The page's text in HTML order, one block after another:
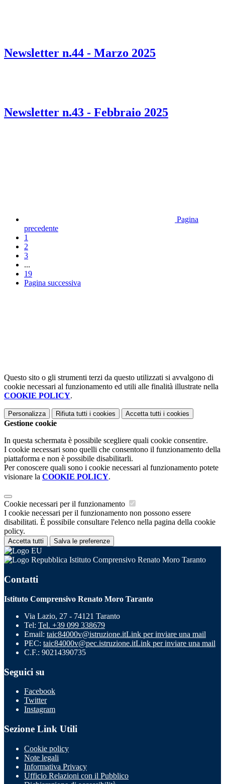
Newsletter n.44 - Marzo 2025
Newsletter n.43 - Febbraio 2025
Pagina
precedente
1
2
3
...
19
Pagina successiva
Questo sito o gli strumenti terzi da questo utilizzati si avvalgono di
cookie necessari al funzionamento ed utili alle finalità illustrate nella
COOKIE POLICY.
Personalizza Rifiuta tutti i cookies Accetta tutti i cookies
Gestione cookie
In questa schermata è possibile scegliere quali cookie consentire.
I cookie necessari sono quelli che consentono il funzionamento della
piattaforma e non è possibile disabilitarli.
Per conoscere quali sono i cookie necessari al funzionamento potete
visionare la COOKIE POLICY.
Cookie necessari per il funzionamento
I cookie necessari per il funzionamento non possono essere
disabilitati. È possibile consultare l'elenco nella pagina della cookie
policy.
Accetta tutti Salva le preferenze
Istituto Comprensivo Renato Moro Taranto
Contatti
Istituto Comprensivo Renato Moro Taranto
Via Lazio, 27 - 74121 Taranto
Tel: Tel. +39 099 338679
Email: taic84000v@istruzione.itLink per inviare una mail
PEC: taic84000v@pec.istruzione.itLink per inviare una mail
C.F.: 90214390735
Seguici su
Facebook
Twitter
Instagram
Sezione Link Utili
Cookie policy
Note legali
Informativa Privacy
Ufficio Relazioni con il Pubblico